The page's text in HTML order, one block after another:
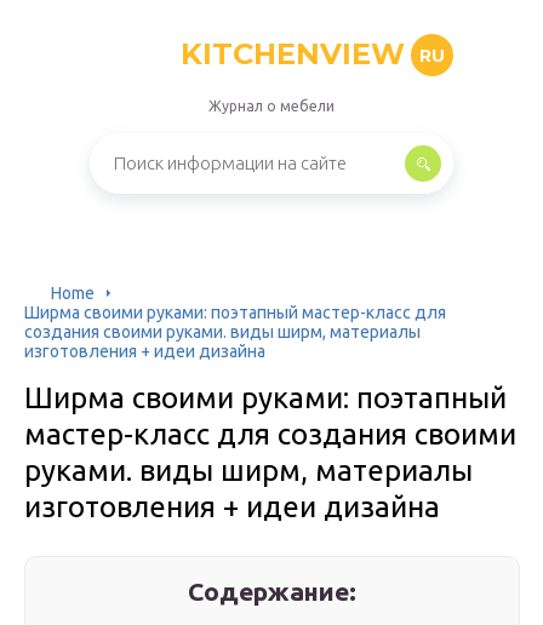
KITCHENVIEW RU
Журнал о мебели
Home
Ширма своими руками: поэтапный мастер-класс для
создания своими руками. виды ширм, материалы
изготовления + идеи дизайна
Ширма своими руками: поэтапный
мастер-класс для создания своими
руками. виды ширм, материалы
изготовления + идеи дизайна
Содержание: